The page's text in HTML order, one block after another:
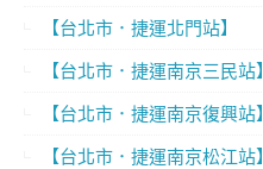
【台北市．捷運北門站】
【台北市．捷運南京三民站】
【台北市．捷運南京復興站】
【台北市．捷運南京松江站】